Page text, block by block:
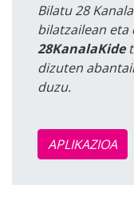
Bilatu 28
bilatzailean eta
28KanalaKide
dizuten
duzu.
APLIKAZIOA